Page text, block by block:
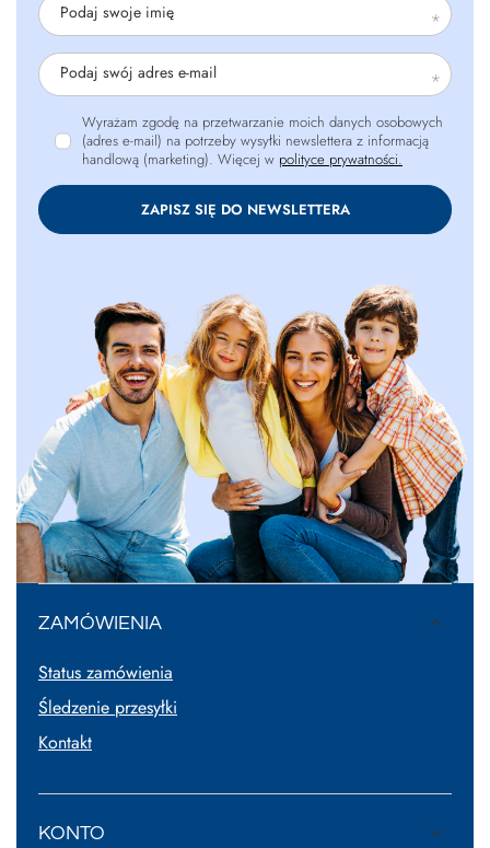
Podaj swoje imię
Podaj swój adres e-mail
Wyrażam zgodę na przetwarzanie moich danych osobowych
(adres e-mail) na potrzeby wysyłki newslettera z informacją
handlową (marketing). Więcej w polityce prywatności.
ZAPISZ SIĘ DO NEWSLETTERA
ZAMÓWIENIA
Status zamówienia
Śledzenie przesyłki
Kontakt
KONTO